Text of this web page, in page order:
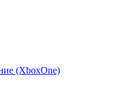
(XboxOne)